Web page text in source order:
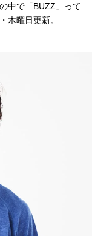
中で「BUZZ」って
木曜日更新。